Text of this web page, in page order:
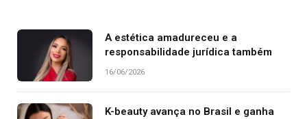
A estética amadureceu e a
responsabilidade jurídica também
16/06/2026
K-beauty avança no Brasil e ganha